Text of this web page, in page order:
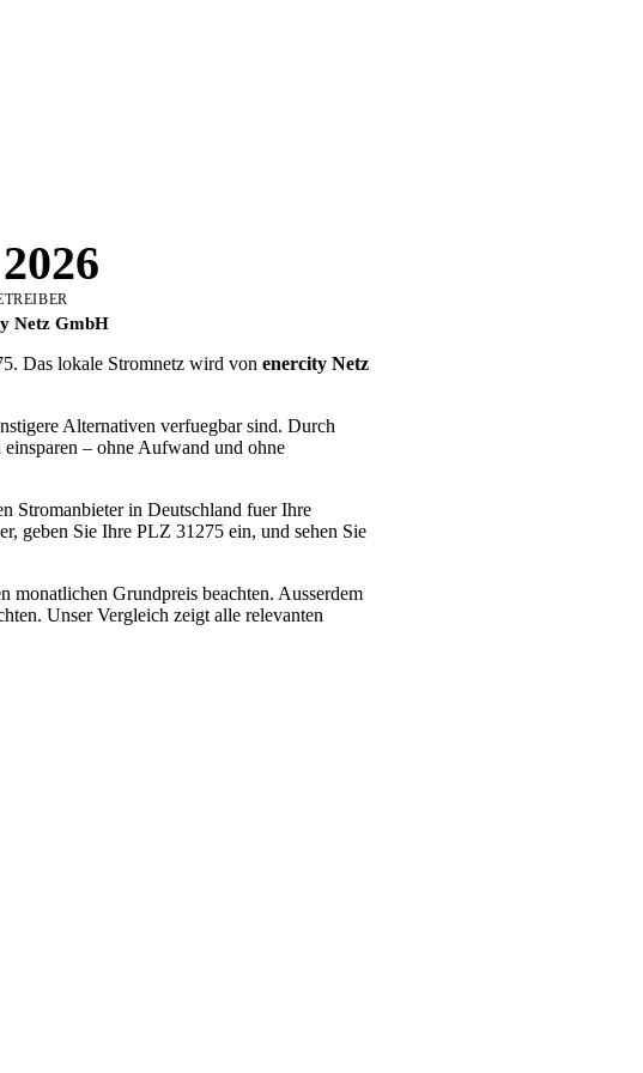
Netz GmbH
Das lokale Stromnetz wird von enercity Netz
Alternativen verfuegbar sind. Durch
– ohne Aufwand und ohne
Stromanbieter in Deutschland fuer Ihre
geben Sie Ihre PLZ 31275 ein, und sehen Sie
Grundpreis beachten. Ausserdem
Unser Vergleich zeigt alle relevanten